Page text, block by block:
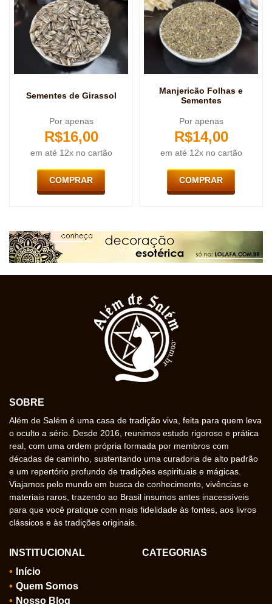
Sementes de Girassol
Por apenas
R$16,00
em até 12x no cartão
COMPRAR
Manjericão Folhas e
Sementes
Por apenas
R$14,00
em até 12x no cartão
COMPRAR
SOBRE
Além de Salém é uma casa de tradição viva, feita para quem leva
o oculto a sério. Desde 2016, reunimos estudo rigoroso e prática
real, com uma ordem própria formada por membros com
décadas de caminho, sustentando uma curadoria de alto padrão
e um repertório profundo de tradições espirituais e mágicas.
Viajamos pelo mundo em busca de conhecimento, vivências e
materiais raros, trazendo ao Brasil insumos antes inacessíveis
para que você pratique com mais fidelidade às fontes, aos livros
clássicos e às tradições originais.
INSTITUCIONAL
Início
Quem Somos
Nosso Blog
CATEGORIAS